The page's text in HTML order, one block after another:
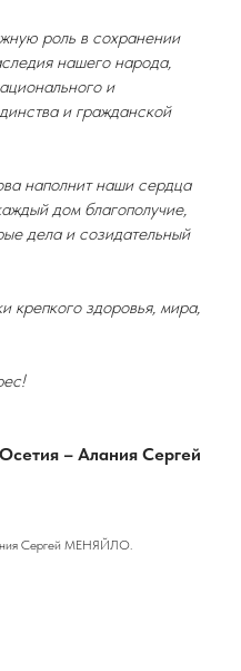
роль в сохранении
нашего народа,
и
и гражданской
наполнит наши сердца
дом благополучие,
дела и созидательный
крепкого здоровья, мира,
– Алания Сергей
Сергей МЕНЯЙЛО.